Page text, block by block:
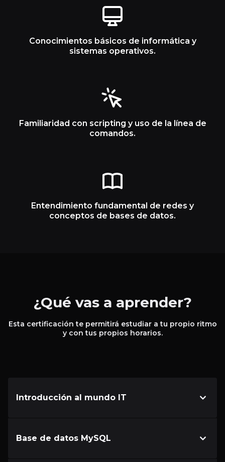
Conocimientos básicos de informática y
sistemas operativos.
Familiaridad con scripting y uso de la línea de
comandos.
Entendimiento fundamental de redes y
conceptos de bases de datos.
¿Qué vas a aprender?
Esta certificación te permitirá estudiar a tu propio ritmo
y con tus propios horarios.
Introducción al mundo IT
Base de datos MySQL